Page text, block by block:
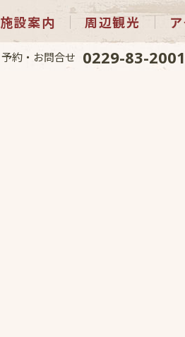
施設案内 周辺観光
予約・お問合せ 0229-83-2001